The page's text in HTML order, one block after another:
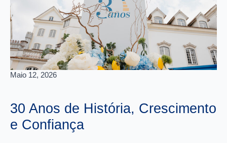
30 Anos de História, Crescimento
e Confiança
Maio 12, 2026